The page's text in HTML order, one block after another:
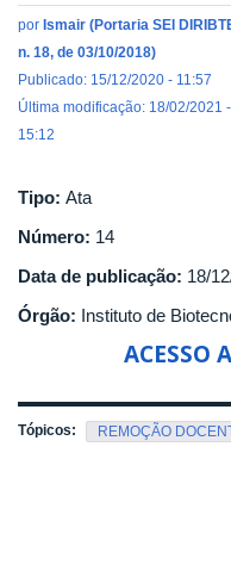
por Ismair (Portaria SEI
n. 18, de 03/10/2018)
Publicado: 15/12/2020 - 11:57
Última modificação: 18/02/2021 -
15:12
Tipo: Ata
Número: 14
Data de publicação: 18/
Órgão: Instituto de
ACESSO
Tópicos: REMOÇÃO